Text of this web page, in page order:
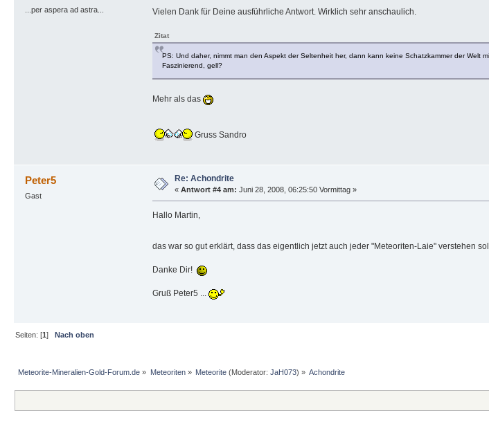
...per aspera ad astra...
Vielen Dank für Deine ausführliche Antwort. Wirklich sehr anschaulich.
Zitat
PS: Und daher, nimmt man den Aspekt der Seltenheit her, dann kann keine Schatzkammer der Welt
Faszinierend, gell?
Mehr als das
Gruss Sandro
Peter5
Gast
Re: Achondrite
« Antwort #4 am: Juni 28, 2008, 06:25:50 Vormittag »
Hallo Martin,
das war so gut erklärt, dass das eigentlich jetzt auch jeder "Meteoriten-Laie" verstehen
Danke Dir!
Gruß Peter5 ...
Seiten: [1]
Nach oben
Meteorite-Mineralien-Gold-Forum.de » Meteoriten» Meteorite(Moderator: JaH073) » Achondrite